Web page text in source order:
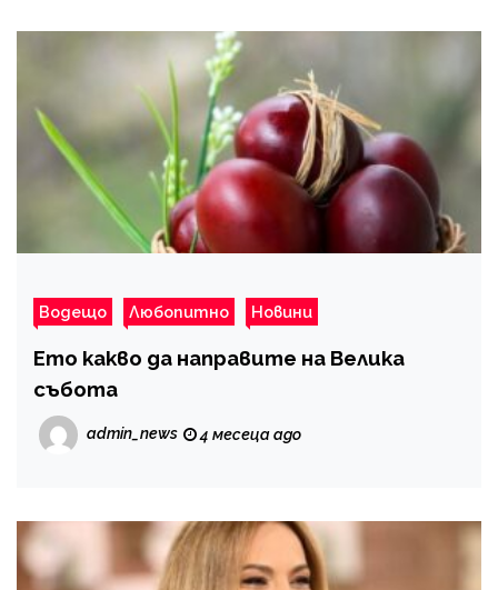
Водещо Любопитно Новини
Ето какво да направите на Велика
събота
admin_news 4 месеца ago